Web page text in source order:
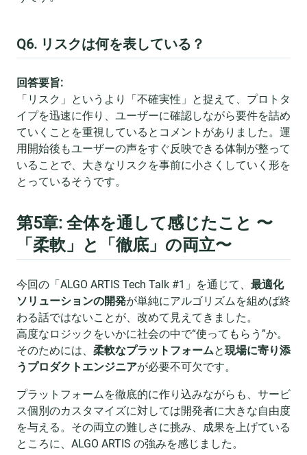
Q6. リスクは何を表している？
回答要旨:
「リスク」というより「不確実性」と捉えて、プロトタ
イプを迅速に作り、ユーザーに確認しながら要件を詰め
ていくことを重視しているとコメントがありました。運
用開始後もユーザーの声をすぐ反映できる体制が整って
いることで、大きなリスクを事前に小さくしていく形を
とっているそうです。
第5章: 全体を通して感じたこと 〜
「柔軟」と「徹底」の両立〜
今回の「ALGO ARTIS Tech Talk #1」を通じて、 最適化
ソリューションの開発が単純にアルゴリズムを組めば終
わる話ではないことが、改めて見えてきました。
高度なロジックをいかに社会の中で“使ってもらう”か。
そのためには、 柔軟なプラットフォームと現場に寄り添
うプロダクトエンジニアが必要不可欠です。
プラットフォームを徹底的に作り込みながらも、サービ
ス個別のカスタマイズに対しては開発者に大きな自由度
を与える。その両立の難しさに挑み、成果を上げている
ところに、ALGO ARTIS の強みを感じました。